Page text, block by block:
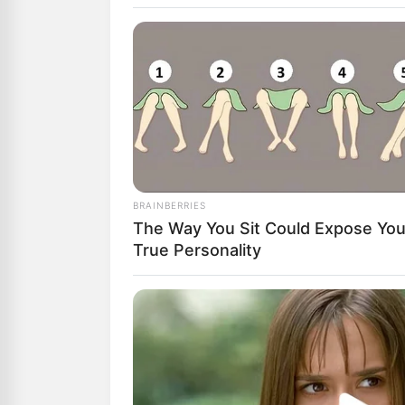
Αγαπητοί
μπορούμε να
Υποστήριξέ
“DONATE”
Ο
ΑπόΝΙΚΟΛΑΟΣ
BRAINBERRIES
The Way You Sit Could Expose
True Personality